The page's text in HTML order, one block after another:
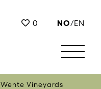
0 NO/EN
Wente Vineyards